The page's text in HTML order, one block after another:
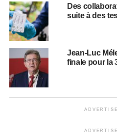
Des
suite à des
Jean-Luc
finale pour la